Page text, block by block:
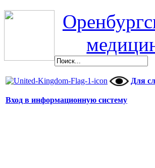
Для
Вход в информационную систему